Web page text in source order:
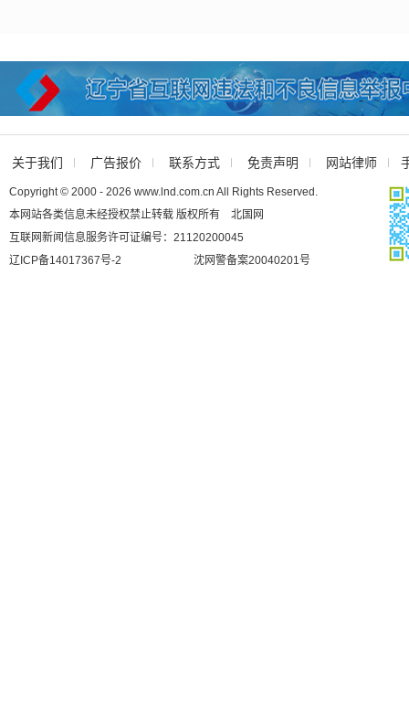
关于我们 广告报价 联系方式 免责声明 网站律师
Copyright © 2000 - 2026 www.lnd.com.cn All Rights Reserved.
本网站各类信息未经授权禁止转载 版权所有 北国网
互联网新闻信息服务许可证编号：21120200045
辽ICP备14017367号-2
沈网警备案20040201号